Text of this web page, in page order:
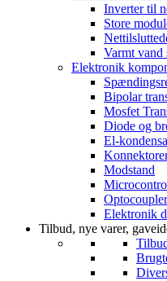
Inverter til
Store
Varmt vand
Elektronik
Bipolar
Mosfet
Diode og
El-
Modstand
Optocoupler
Elektronik
Tilbud, nye varer,